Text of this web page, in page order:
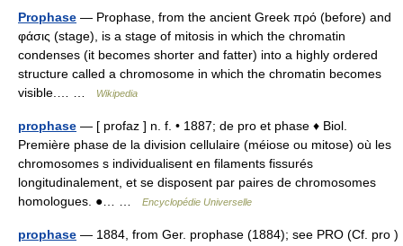
Prophase — Prophase, from the ancient Greek πρό (before) and
φάσις (stage), is a stage of mitosis in which the chromatin
condenses (it becomes shorter and fatter) into a highly ordered
structure called a chromosome in which the chromatin becomes
visible.… …
Wikipedia
prophase — [ profaz ] n. f. • 1887; de pro et phase ♦ Biol.
Première phase de la division cellulaire (méiose ou mitose) où les
chromosomes s individualisent en filaments fissurés
longitudinalement, et se disposent par paires de chromosomes
homologues. ●… …
Encyclopédie Universelle
prophase — 1884, from Ger. prophase (1884); see PRO (Cf. pro )